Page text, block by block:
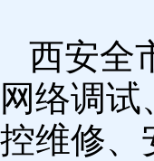
西安全
网络调
控维修、